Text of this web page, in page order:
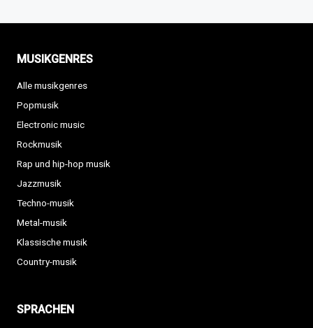
MUSIKGENRES
Alle musikgenres
Popmusik
Electronic music
Rockmusik
Rap und hip-hop musik
Jazzmusik
Techno-musik
Metal-musik
Klassische musik
Country-musik
SPRACHEN